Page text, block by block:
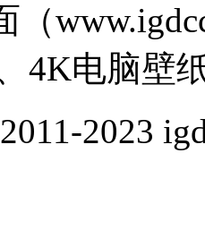
（
4K电脑壁
2023